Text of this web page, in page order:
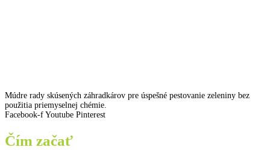
Múdre rady skúsených záhradkárov pre úspešné pestovanie zeleniny bez
použitia priemyselnej chémie.
Facebook-f Youtube Pinterest
Čím začať